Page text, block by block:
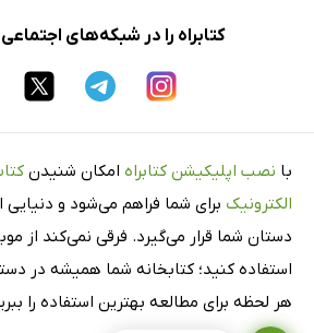
کتابراه را در شبکه‌های
با نصب اپلیکیشن کتابراه امکان شنیدن
الکترونیک برای شما فراهم می‌شود و دنیایی
دستان شما قرار می‌گیرد. فرقی نمی‌کند از
استفاده کنید؛ کتابخانه شما همیشه در
هر لحظه برای مطالعه بهترین استفاده را